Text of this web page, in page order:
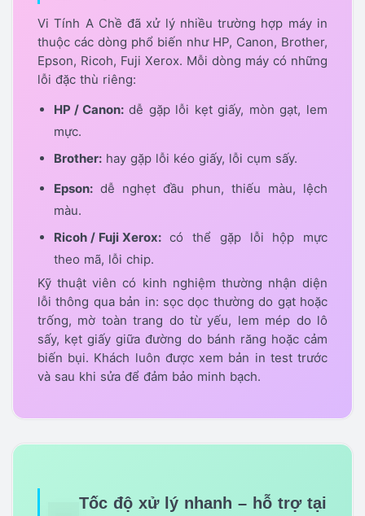
Vi Tính A Chề đã xử lý nhiều trường hợp máy in
thuộc các dòng phổ biến như HP, Canon, Brother,
Epson, Ricoh, Fuji Xerox. Mỗi dòng máy có những
lỗi đặc thù riêng:
HP / Canon:dễ gặp lỗi kẹt giấy, mòn gạt, lem
mực.
Brother:hay gặp lỗi kéo giấy, lỗi cụm sấy.
Epson:dễ nghẹt đầu phun, thiếu màu, lệch
màu.
Ricoh / Fuji Xerox:có thể gặp lỗi hộp mực
theo mã, lỗi chip.
Kỹ thuật viên có kinh nghiệm thường nhận diện
lỗi thông qua bản in: sọc dọc thường do gạt hoặc
trống, mờ toàn trang do từ yếu, lem mép do lô
sấy, kẹt giấy giữa đường do bánh răng hoặc cảm
biến bụi. Khách luôn được xem bản in test trước
và sau khi sửa để đảm bảo minh bạch.
Tốc độ xử lý nhanh – hỗ trợ tại